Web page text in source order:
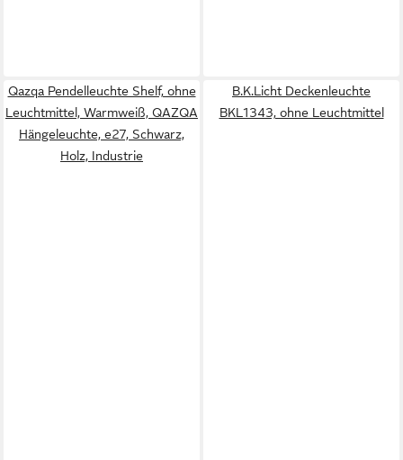
Qazqa Pendelleuchte Shelf, ohne
Leuchtmittel, Warmweiß, QAZQA
Hängeleuchte, e27, Schwarz,
Holz, Industrie
B.K.Licht Deckenleuchte
BKL1343, ohne Leuchtmittel